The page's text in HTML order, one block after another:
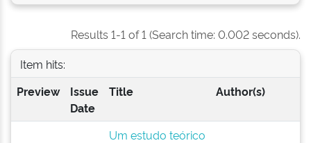
Results 1-1 of 1 (Search time: 0.002 seconds).
Item hits:
Preview
Issue
Date
Title Author(s)
Um estudo teórico